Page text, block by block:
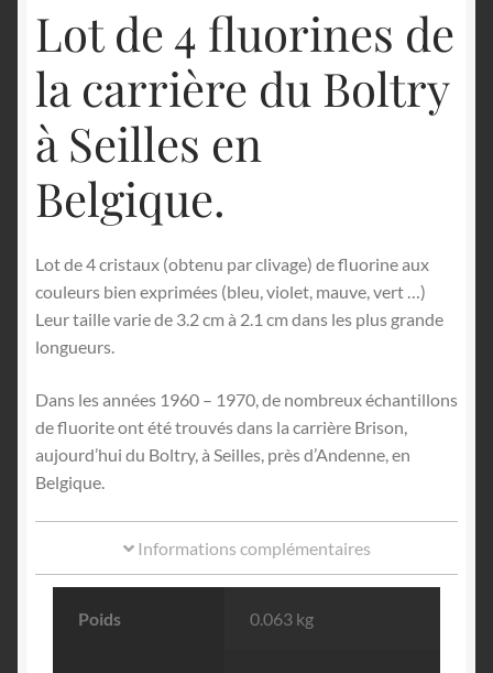
Lot de 4 fluorines de
la carrière du Boltry
à Seilles en
Belgique.
Lot de 4 cristaux (obtenu par clivage) de fluorine aux
couleurs bien exprimées (bleu, violet, mauve, vert …)
Leur taille varie de 3.2 cm à 2.1 cm dans les plus grande
longueurs.
Dans les années 1960 – 1970, de nombreux échantillons
de fluorite ont été trouvés dans la carrière Brison,
aujourd’hui du Boltry, à Seilles, près d’Andenne, en
Belgique.
Informations complémentaires
Poids 0.063 kg